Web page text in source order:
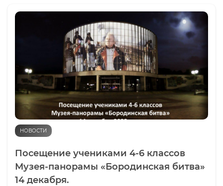
НОВОСТИ
Посещение учениками 4-6 классов
Музея-панорамы «Бородинская битва»
14 декабря.